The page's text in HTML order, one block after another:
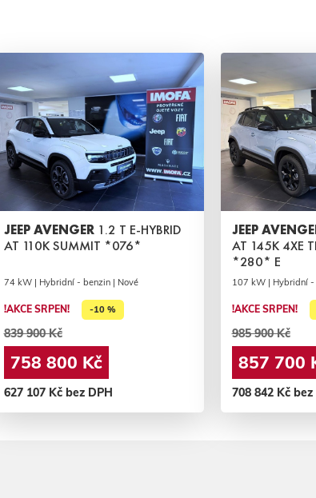
JEEP AVENGER 1.2 T E-HYBRID
AT 110K SUMMIT *076*
74 kW | Hybridní - benzin | Nové
!AKCE SRPEN! -10 %
839 900 Kč
758 800 Kč
627 107 Kč bez DPH
JEEP
AT 145K 4XE
*280* E
107 kW | Hybridní -
!AKCE SRPEN!
985 900 Kč
857 700
708 842 Kč bez